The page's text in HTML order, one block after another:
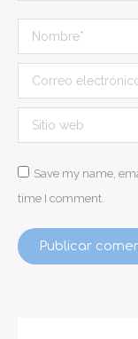
Nombre *
Correo
Sitio web
Save my name,
time I comment.
Publicar